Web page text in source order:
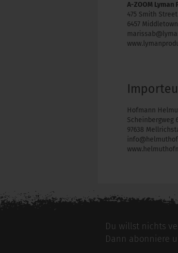
A-ZOOM Lyman
475 Smith Street
6457
Hofmann
Scheinbergweg
97638
Du willst nichts
Dann abonniere